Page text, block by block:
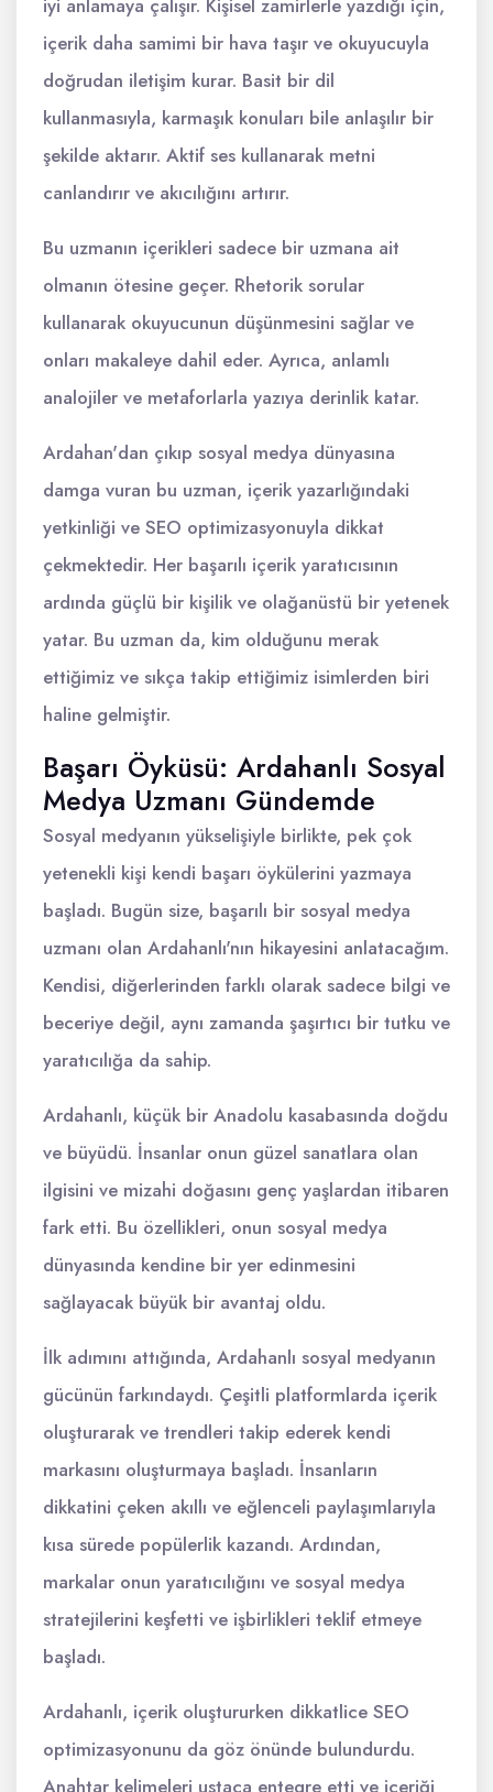
iyi anlamaya çalışır. Kişisel zamirlerle yazdığı için,
içerik daha samimi bir hava taşır ve okuyucuyla
doğrudan iletişim kurar. Basit bir dil
kullanmasıyla, karmaşık konuları bile anlaşılır bir
şekilde aktarır. Aktif ses kullanarak metni
canlandırır ve akıcılığını artırır.
Bu uzmanın içerikleri sadece bir uzmana ait
olmanın ötesine geçer. Rhetorik sorular
kullanarak okuyucunun düşünmesini sağlar ve
onları makaleye dahil eder. Ayrıca, anlamlı
analojiler ve metaforlarla yazıya derinlik katar.
Ardahan'dan çıkıp sosyal medya dünyasına
damga vuran bu uzman, içerik yazarlığındaki
yetkinliği ve SEO optimizasyonuyla dikkat
çekmektedir. Her başarılı içerik yaratıcısının
ardında güçlü bir kişilik ve olağanüstü bir yetenek
yatar. Bu uzman da, kim olduğunu merak
ettiğimiz ve sıkça takip ettiğimiz isimlerden biri
haline gelmiştir.
Başarı Öyküsü: Ardahanlı Sosyal
Medya Uzmanı Gündemde
Sosyal medyanın yükselişiyle birlikte, pek çok
yetenekli kişi kendi başarı öykülerini yazmaya
başladı. Bugün size, başarılı bir sosyal medya
uzmanı olan Ardahanlı'nın hikayesini anlatacağım.
Kendisi, diğerlerinden farklı olarak sadece bilgi ve
beceriye değil, aynı zamanda şaşırtıcı bir tutku ve
yaratıcılığa da sahip.
Ardahanlı, küçük bir Anadolu kasabasında doğdu
ve büyüdü. İnsanlar onun güzel sanatlara olan
ilgisini ve mizahi doğasını genç yaşlardan itibaren
fark etti. Bu özellikleri, onun sosyal medya
dünyasında kendine bir yer edinmesini
sağlayacak büyük bir avantaj oldu.
İlk adımını attığında, Ardahanlı sosyal medyanın
gücünün farkındaydı. Çeşitli platformlarda içerik
oluşturarak ve trendleri takip ederek kendi
markasını oluşturmaya başladı. İnsanların
dikkatini çeken akıllı ve eğlenceli paylaşımlarıyla
kısa sürede popülerlik kazandı. Ardından,
markalar onun yaratıcılığını ve sosyal medya
stratejilerini keşfetti ve işbirlikleri teklif etmeye
başladı.
Ardahanlı, içerik oluştururken dikkatlice SEO
optimizasyonunu da göz önünde bulundurdu.
Anahtar kelimeleri ustaca entegre etti ve içeriği